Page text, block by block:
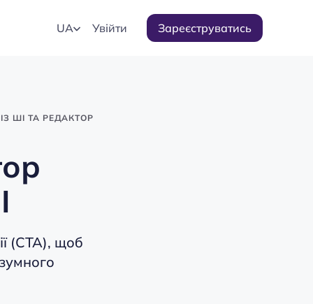
UA Увійти Зареєструватись
ШІ ТА РЕДАКТОР
(CTA), щоб